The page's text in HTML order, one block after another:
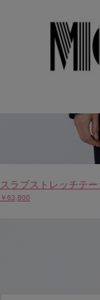
スラブストレッチテ
￥63,800